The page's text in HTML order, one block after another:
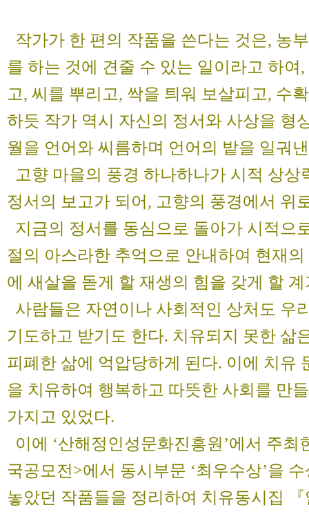
작가가 한 편의 작품을 쓴다는 것은, 농
를 하는 것에 견줄 수 있는 일이라고 하여
고, 씨를 뿌리고, 싹을 틔워 보살피고, 수
하듯 작가 역시 자신의 정서와 사상을 형
월을 언어와 씨름하며 언어의 밭을 일궈
고향 마을의 풍경 하나하나가 시적 상상
정서의 보고가 되어, 고향의 풍경에서 위
지금의 정서를 동심으로 돌아가 시적으
절의 아스라한 추억으로 안내하여 현재
에 새살을 돋게 할 재생의 힘을 갖게 할
사람들은 자연이나 사회적인 상처도 우
기도하고 받기도 한다. 치유되지 못한 삶
피폐한 삶에 억압당하게 된다. 이에 치유
을 치유하여 행복하고 따뜻한 사회를 만
가지고 있었다.
이에 ‘산해정인성문화진흥원’에서 주최
국공모전>에서 동시부문 ‘최우수상’을
놓았던 작품들을 정리하여 치유동시집